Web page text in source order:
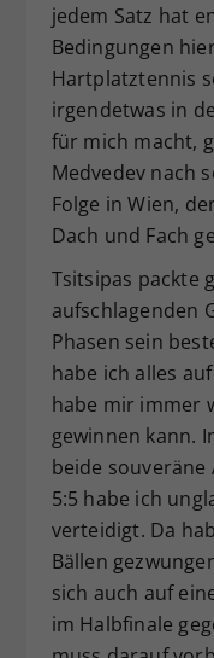
jedem Satz hat
Bedingungen
Hartplatztennis
irgendetwas in
für mich macht,
Medvedev nach
Folge in Wien,
Dach und Fach
Tsitsipas packte
aufschlagenden
Phasen sein
habe ich alles
habe mir immer
gewinnen kann.
beide souveräne
5:5 habe ich
verteidigt. Da
Bällen
sich auch auf
im Halbfinale